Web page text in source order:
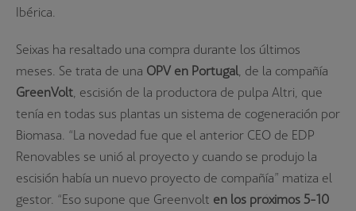
Ibérica.
Seixas ha resaltado una compra durante los últimos
meses. Se trata de una OPV en Portugal, de la compañía
GreenVolt, escisión de la productora de pulpa Altri, que
tenía en todas sus plantas un sistema de cogeneración por
Biomasa. “La novedad fue que el anterior CEO de EDP
Renovables se unió al proyecto y cuando se produjo la
escisión había un nuevo proyecto de compañía” matiza el
gestor. “Eso supone que Greenvolt en los próximos 5-10